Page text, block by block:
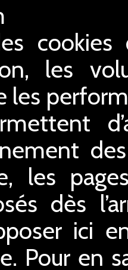
cookies
les
les
les
dès
ici
Pour en